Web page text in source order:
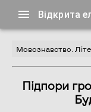
Відкрита
Мовознавство.
Підпори